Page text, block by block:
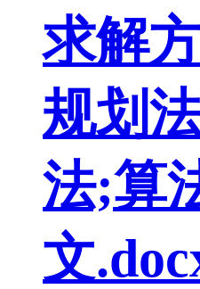
求解
规划
法;算
文